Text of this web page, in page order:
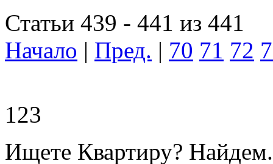
Статьи 439 - 441 из 441
Начало | Пред. | 70 71 72
123
Ищете Квартиру?